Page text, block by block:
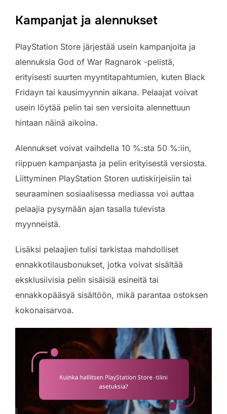
Kampanjat ja alennukset
PlayStation Store järjestää usein kampanjoita ja
alennuksia God of War Ragnarok -pelistä,
erityisesti suurten myyntitapahtumien, kuten Black
Fridayn tai kausimyynnin aikana. Pelaajat voivat
usein löytää pelin tai sen versioita alennettuun
hintaan näinä aikoina.
Alennukset voivat vaihdella 10 %:sta 50 %:iin,
riippuen kampanjasta ja pelin erityisestä versiosta.
Liittyminen PlayStation Storen uutiskirjeisiin tai
seuraaminen sosiaalisessa mediassa voi auttaa
pelaajia pysymään ajan tasalla tulevista
myynneistä.
Lisäksi pelaajien tulisi tarkistaa mahdolliset
ennakkotilausbonukset, jotka voivat sisältää
eksklusiivisia pelin sisäisiä esineitä tai
ennakkopääsyä sisältöön, mikä parantaa ostoksen
kokonaisarvoa.